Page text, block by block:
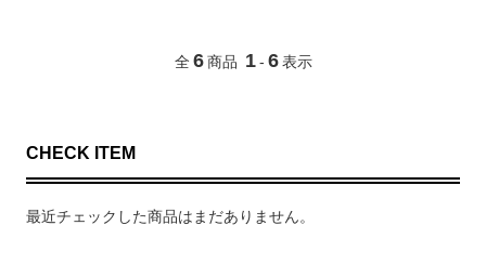
全 6 商品 1 - 6 表示
CHECK ITEM
最近チェックした商品はまだありません。